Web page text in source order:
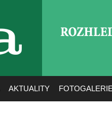
AKTUALITY